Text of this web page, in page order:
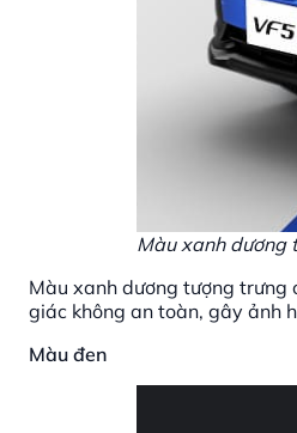
Màu xanh dương
Màu xanh dương tượng trưng
giác không an toàn, gây ảnh
Màu đen